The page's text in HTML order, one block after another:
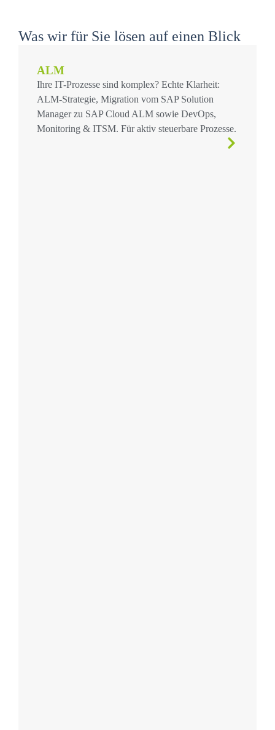
Was wir für Sie lösen auf einen Blick
ALM
Ihre IT-Prozesse sind komplex? Echte Klarheit:
ALM-Strategie, Migration vom SAP Solution
Manager zu SAP Cloud ALM sowie DevOps,
Monitoring & ITSM. Für aktiv steuerbare Prozesse.